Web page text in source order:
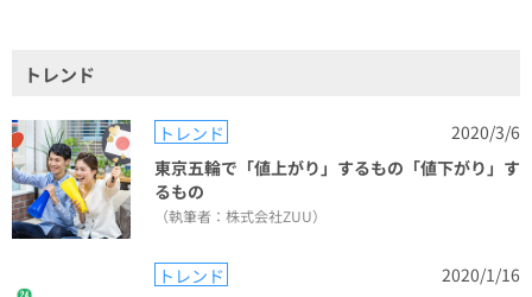
トレンド
トレンド
2020/3/6
東京五輪で「値上がり」するもの「値下がり」す
るもの
（執筆者：株式会社ZUU）
トレンド
2020/1/16